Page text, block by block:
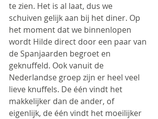
te zien. Het is al laat, dus we
schuiven gelijk aan bij het diner. Op
het moment dat we binnenlopen
wordt Hilde direct door een paar van
de Spanjaarden begroet en
geknuffeld. Ook vanuit de
Nederlandse groep zijn er heel veel
lieve knuffels. De één vindt het
makkelijker dan de ander, of
eigenlijk, de één vindt het moeilijker